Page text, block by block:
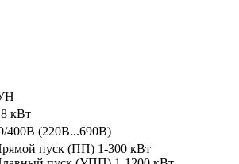
кВт
400В (220В...690В)
пуск (ПП) 1-300 кВт